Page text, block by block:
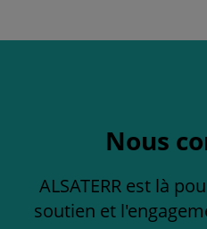
Nous
ALSATERR est là
soutien et